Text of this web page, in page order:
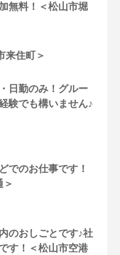
無料！＜松山市堀
来住町＞
日勤のみ！グルー
験でも構いません♪
のお仕事です！
のおしごとです♪社
す！＜松山市空港